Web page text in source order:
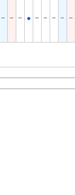
－ － － ● － － － － －